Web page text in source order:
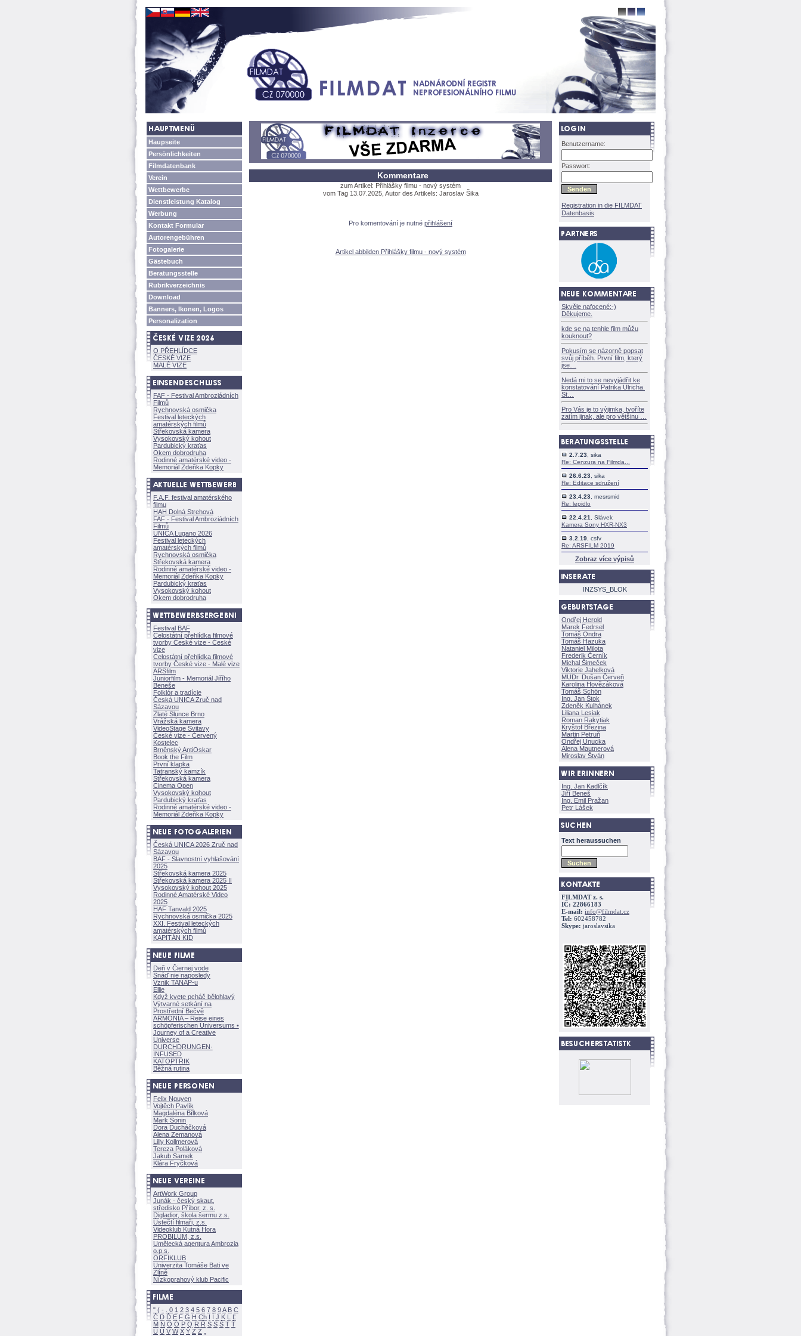
Haupseite
Persönlichkeiten
Filmdatenbank
Verein
Wettbewerbe
Dienstleistung Katalog
Werbung
Kontakt Formular
Autorengebühren
Fotogalerie
Gästebuch
Beratungsstelle
Rubrikverzeichnis
Download
Banners, Ikonen, Logos
Personalization
O PŘEHLÍDCE
ČESKÉ VIZE
MALÉ VIZE
FAF - Festival Ambroziádních
Filmů
Rychnovská osmička
Festival leteckých
amatérských filmů
Střekovská kamera
Vysokovský kohout
Pardubický kraťas
Okem dobrodruha
Rodinné amatérské video -
Memoriál Zdeňka Kopky
F.A.F. festival amatérského
filmu
HAH Dolná Strehov
FAF - Festival Ambroziádních
Filmů
UNICA Lugano 2026
Festival leteckých
amatérských filmů
Rychnovská osmička
Střekovská kamera
Rodinné amatérské video -
Memoriál Zdeňka Kopky
Pardubický kraťas
Vysokovský kohout
Okem dobrodruha
Festival BAF
Celostátní přehlídka filmové
tvorby České vize - České
vize
Celostátní přehlídka filmové
tvorby České vize - Malé vize
ARSfilm
Juniorfilm - Memoriál Jiřího
Beneše
Folklór a tradície
Česká UNICA Zruč nad
Sázavou
Zlaté Slunce Brno
Vrážská kamera
VideoStage Svitavy
České vize - Červený
Kostelec
Brněnský AntiOskar
Book the Film
První klapka
Tatranský kamzík
Střekovská kamera
Cinema Open
Vysokovský kohout
Pardubický kraťas
Rodinné amatérské video -
Memoriál Zdeňka Kopky
Česká UNICA 2026 Zruč nad
Sázavou
BAF - Slavnostní vyhlašování
2025
Střekovská kamera 2025
Střekovská kamera 2025 II
Vysokovský kohout 2025
Rodinné Amatérské Video
2025
HAF Tanvald 2025
Rychnovská osmička 2025
XXI. Festival leteckých
amatérských filmů
KAPITÁN KID
Deň v Čiernej vode
Snáď nie naposledy
Vznik TANAP-u
Ellie
Když kvete pcháč bělohlavý
Výtvarné setkání na
Prostřední Bečvě
ARMONÍA – Reise eines
schöpferischen Universums •
Journey of a Creative
Universe
DURCHDRUNGEN·
INFUSED
KATOPTRIK
Běžná rutina
Felix Nguyen
Vojtěch Pavlík
Magdaléna Bílkov
Mark Sonin
Dora Ducháčkov
Alena Zemanov
Lilly Kollmerov
Tereza Polákov
Jakub Samek
Klára Fryčkov
ArtWork Group
Junák - český skaut,
středisko Příbor, z. s.
Digladior, škola šermu z.s.
Ústečtí filmaři, z.s.
Videoklub Kutná Hora
PROBILUM, z.s.
Umělecká agentura Ambrozia
o.p.s.
ORFIKLUB
Univerzita Tomáše Bati ve
Zlíně
Nízkoprahový klub Pacific
" ( - 0 1 2 3 4 5 6 7 8 9A B C
Č D Ď E F G H Ch I Í J K L
Ľ
M N O Ó P Q R Ř S Ś T Ť
U Ú V W X Y Z
Kommentare
zum Artikel: Přihlášky filmu - nový systém
vom Tag 13.07.2025, Autor des Artikels: Jaroslav Šika
Pro komentování je nutné přihlášení
Artikel abbilden Přihlášky filmu - nový systém
Benutzername:
Passwort:
Registration in die FILMDAT
Datenbasis
Skvěle nafocené:-)
Děkujeme.
kde se na tenhle film můžu
kouknout?
Pokusím se názorně popsat
svůj příběh. První film, který
jse
Nedá mi to se nevyjádřit ke
konstatování Patrika Ulricha.
St
Pro Vás je to výjimka, tvoříte
zatím jinak, ale pro většinu
2.7.23 , sika
Re: Cenzura na Filmda...
26.6.23 , sika
Re: Editace sdružení
23.4.23 , mesrsmid
Re: lepidlo
22.4.21
, Slávek
Kamera Sony HXR-NX3
3.2.19 , csfv
Re: ARSFILM 2019
Zobraz více výpisů
INZSYS_BLOK
Ondřej Herold
Marek Fedrsel
Tomáš Ondra
Tomáš Hazuka
Nataniel Milota
Frederik Černík
Michal Šimeček
Viktorie Jahelkov
MUDr. Dušan Červeň
Karolina Hovězákov
Tomáš Schön
Ing. Jan Štok
Zdeněk Kulhánek
Liliana Lesiak
Roman Rakytiak
Kryštof Březina
Martin Petruň
Ondřej Unucka
Alena Mautnerov
Miroslav Štván
Ing. Jan Kadlčík
Jiří Bene
Ing. Emil Pražan
Petr Lášek
Text heraussuchen
FILMDAT z. s.
IČ: 22866183
E-mail: info@filmdat.cz
Tel: 602458782
Skype: jaroslavsika